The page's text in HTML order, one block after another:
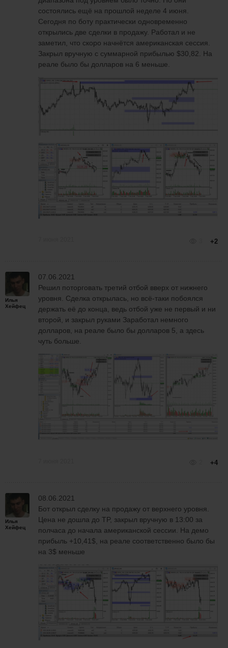
состоялись ещё на прошлой неделе 4 июня.
Сегодня по боту практически одновременно
открылись две сделки в продажу. Работал и не
заметил, что скоро начнётся американская сессия.
Закрыл вручную с суммарной прибылью $30,82. На
реале было бы долларов на 6 меньше.
+2
Илья
Хейфец
07.06.2021
Решил поторговать третий отбой вверх от нижнего
уровня. Сделка открылась, но всё-таки побоялся
держать её до конца, ведь отбой уже не первый и ни
второй, и закрыл руками Заработал немного
долларов, на реале было бы долларов 5, а здесь
чуть больше.
+4
Илья
Хейфец
08.06.2021
Бот открыл сделку на продажу от верхнего уровня.
Цена не дошла до TP, закрыл вручную в 13:00 за
полчаса до начала американской сессии. На демо
прибыль +10,41$, на реале соответственно было бы
на 3$ меньше